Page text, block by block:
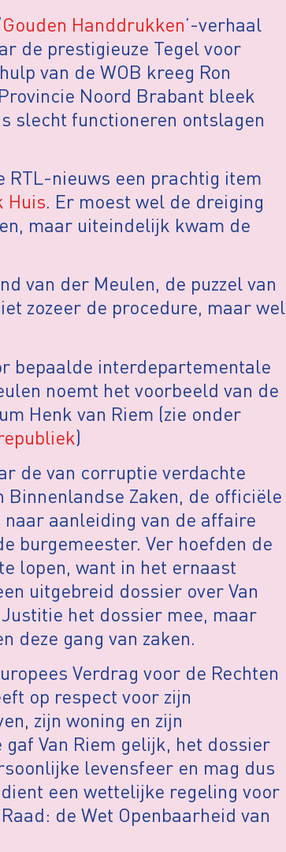
Gouden Handdrukken’-verhaal
de prestigieuze Tegel voor
van de WOB kreeg Ron
Noord Brabant bleek
slecht functioneren ontslagen
RTL-nieuws een prachtig item
Huis. Er moest wel de dreiging
maar uiteindelijk kwam de
van der Meulen, de puzzel van
zozeer de procedure, maar wel
bepaalde interdepartementale
noemt het voorbeeld van de
Henk van Riem (zie onder
)
de van corruptie verdachte
Zaken, de officiële
naar aanleiding van de affaire
burgemeester. Ver hoefden de
lopen, want in het ernaast
uitgebreid dossier over Van
het dossier mee, maar
deze gang van zaken.
Verdrag voor de Rechten
op respect voor zijn
zijn woning en zijn
Van Riem gelijk, het dossier
levensfeer en mag dus
een wettelijke regeling voor
de Wet Openbaarheid van